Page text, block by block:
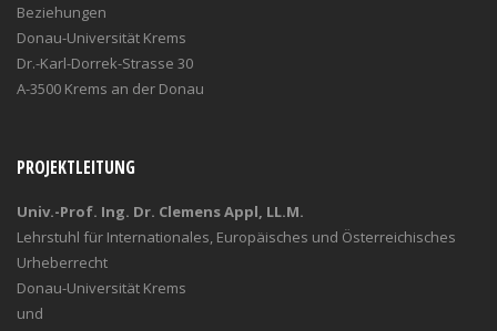
Beziehungen
Donau-Universität Krems
Dr.-Karl-Dorrek-Strasse 30
A-3500 Krems an der Donau
PROJEKTLEITUNG
Univ.-Prof. Ing. Dr. Clemens Appl, LL.M.
Lehrstuhl für Internationales, Europäisches und Österreichisches
Urheberrecht
Donau-Universität Krems
und